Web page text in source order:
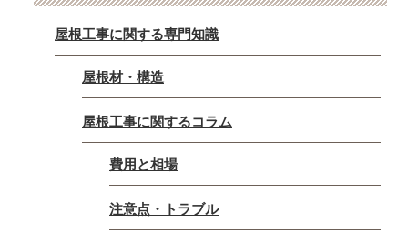
屋根工事に関する専門知識
屋根材・構造
屋根工事に関するコラム
費用と相場
注意点・トラブル